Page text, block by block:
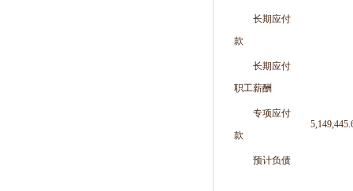
长期应付
款
长期应付
职工薪酬
专项应付
款
预计负债